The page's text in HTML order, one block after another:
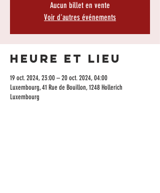
Aucun billet en vente
Voir d'autres événements
Heure et lieu
19 oct. 2024, 23:00 – 20 oct. 2024, 04:00
Luxembourg, 41 Rue de Bouillon, 1248 Hollerich
Luxembourg